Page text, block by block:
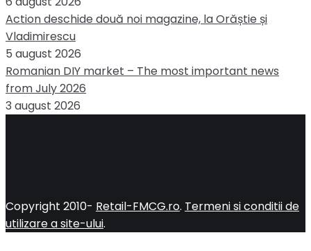
Action deschide două noi magazine, la Orăștie și
Vladimirescu
5 august 2026
Romanian DIY market – The most important news
from July 2026
3 august 2026
Copyright 2010- Retail-FMCG.ro. Termeni si conditii de
utilizare a site-ului.